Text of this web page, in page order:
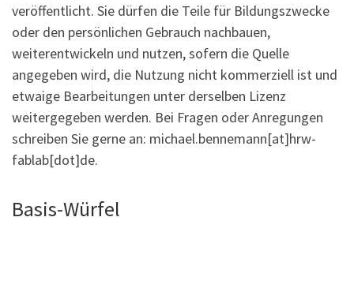
veröffentlicht. Sie dürfen die Teile für Bildungszwecke
oder den persönlichen Gebrauch nachbauen,
weiterentwickeln und nutzen, sofern die Quelle
angegeben wird, die Nutzung nicht kommerziell ist und
etwaige Bearbeitungen unter derselben Lizenz
weitergegeben werden. Bei Fragen oder Anregungen
schreiben Sie gerne an: michael.bennemann[at]hrw-
fablab[dot]de.
Basis-Würfel